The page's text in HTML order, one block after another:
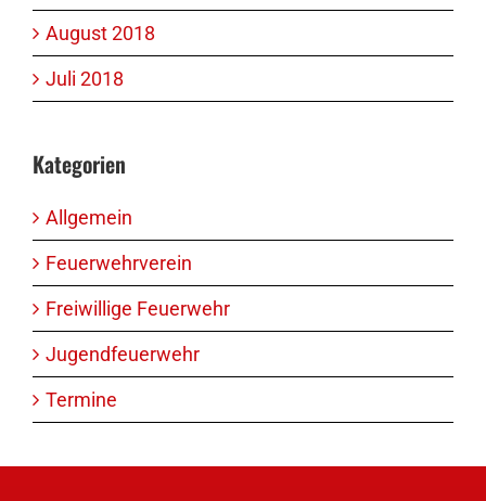
August 2018
Juli 2018
Kategorien
Allgemein
Feuerwehrverein
Freiwillige Feuerwehr
Jugendfeuerwehr
Termine